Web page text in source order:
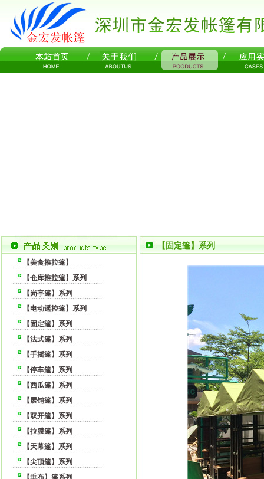
【美食推拉篷】
【仓库推拉篷】系列
【岗亭篷】系列
【电动遥控篷】系列
【固定篷】系列
【法式篷】系列
【手摇篷】系列
【停车篷】系列
【西瓜篷】系列
【展销篷】系列
【双开篷】系列
【拉膜篷】系列
【天幕篷】系列
【尖顶篷】系列
【垂布】篷系列
【固定篷】系列